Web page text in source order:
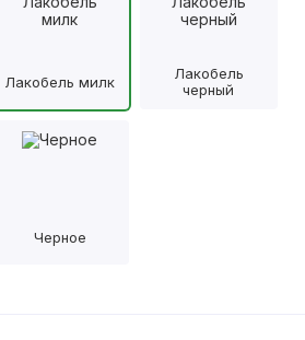
Лакобель милк
Лакобель
черный
Черное